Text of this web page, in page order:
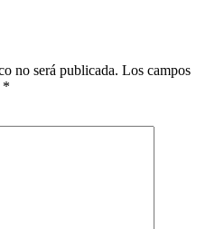
no será publicada. Los campos
*